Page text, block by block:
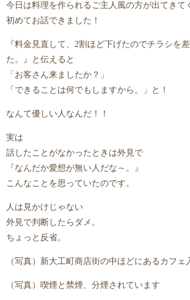
今日は料理を作られるご主人風の方が出てきて
初めてお話できました！
『料金見直して、2割ほど下げたのでチラシを
た。』と伝えると
「お客さん来ましたか？」
「できることは何でもしますから。」と！
なんて優しい人なんだ！！
実は
話したことがなかったときは外見で
『なんだか愛想が無い人だな～。』
こんなことを思っていたのです。
人は見かけじゃない
外見で判断したらダメ。
ちょっと反省。
（写真）新大工町商店街の中ほどにあるカフェ
（写真）喫煙と禁煙、分煙されています